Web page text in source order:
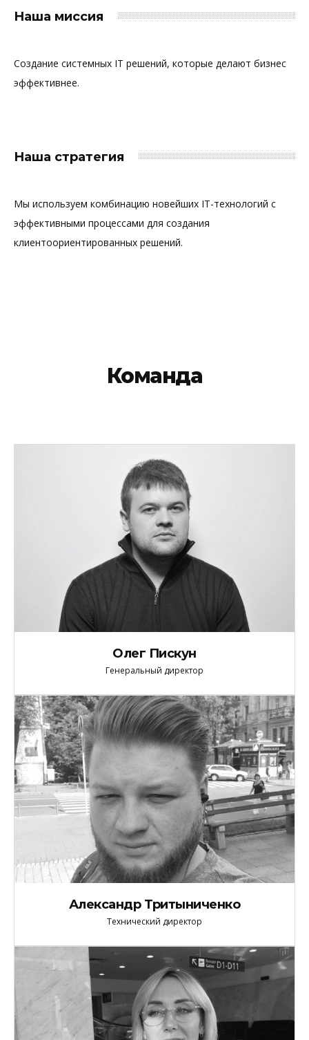
Наша миссия
Создание системных IT решений, которые делают бизнес
эффективнее.
Наша стратегия
Мы используем комбинацию новейших IT-технологий с
эффективными процессами для создания
клиентоориентированных решений.
Команда
Олег Пискун
Генеральный директор
Александр Тритыниченко
Технический директор